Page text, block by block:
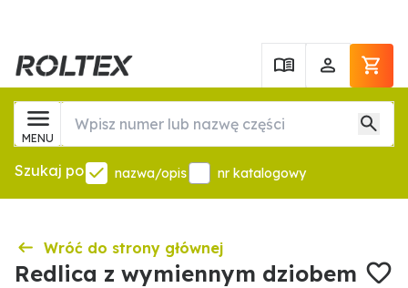
MENU
Szukaj po nazwa/opis nr katalogowy
Wróć do strony głównej
Redlica z wymiennym dziobem